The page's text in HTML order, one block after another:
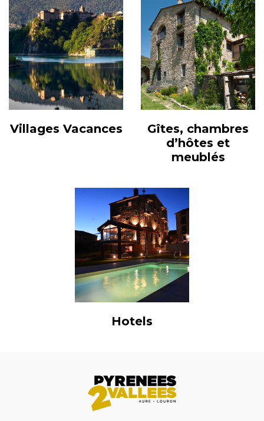
Villages Vacances
Gîtes, chambres
d’hôtes et
meublés
Hotels